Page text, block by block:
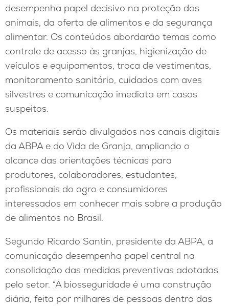
desempenha papel decisivo na proteção dos
animais, da oferta de alimentos e da segurança
alimentar. Os conteúdos abordarão temas como
controle de acesso às granjas, higienização de
veículos e equipamentos, troca de vestimentas,
monitoramento sanitário, cuidados com aves
silvestres e comunicação imediata em casos
suspeitos.
Os materiais serão divulgados nos canais digitais
da ABPA e do Vida de Granja, ampliando o
alcance das orientações técnicas para
produtores, colaboradores, estudantes,
profissionais do agro e consumidores
interessados em conhecer mais sobre a produção
de alimentos no Brasil.
Segundo Ricardo Santin, presidente da ABPA, a
comunicação desempenha papel central na
consolidação das medidas preventivas adotadas
pelo setor. “A biosseguridade é uma construção
diária, feita por milhares de pessoas dentro das